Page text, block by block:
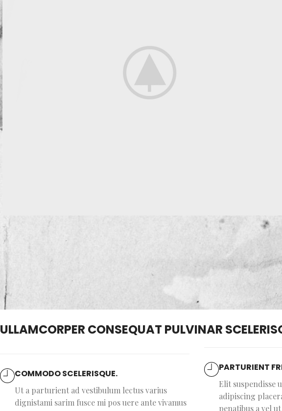
ULLAMCORPER CONSEQUAT PULVINAR
COMMODO SCELERISQUE.
Ut a parturient ad vestibulum lectus varius
dignistami sarim fusce mi pos uere ante vivamus
PARTURIENT
Elit suspendisse
adipiscing
penatibus a vel